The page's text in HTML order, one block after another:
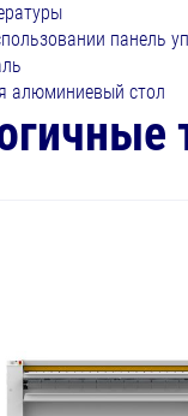
панель
алюминиевый стол